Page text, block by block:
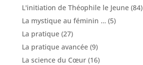
L'initiation de Théophile le Jeune(84)
La mystique au féminin … (5)
La pratique(27)
La pratique avancée(9)
La science du Cœur(16)